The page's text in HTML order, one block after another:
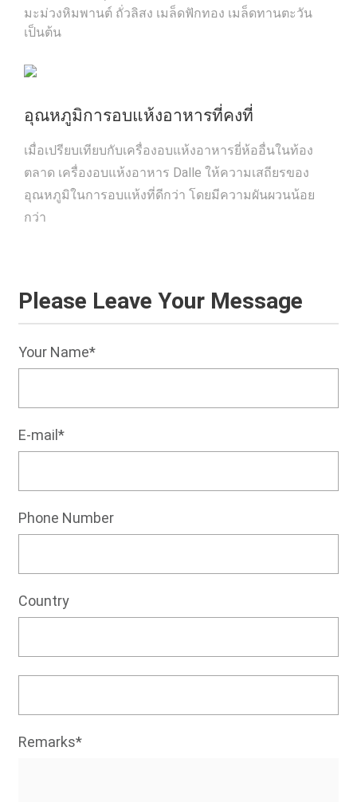
มะม่วงหิมพานต์ ถั่วลิสง เมล็ดฟักทอง เมล็ดทานตะวัน
เป็นต้น
อุณหภูมิการอบแห้งอาหารที่คงที่
เมื่อเปรียบเทียบกับเครื่องอบแห้งอาหารยี่ห้ออื่นในท้อง
ตลาด เครื่องอบแห้งอาหาร Dalle ให้ความเสถียรของ
อุณหภูมิในการอบแห้งที่ดีกว่า โดยมีความผันผวนน้อย
กว่า
Please Leave Your Message
Your Name*
E-mail*
Phone Number
Country
Remarks*